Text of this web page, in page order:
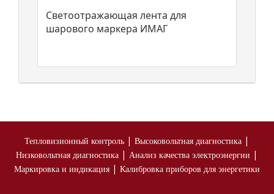
Светоотражающая лента для
шарового маркера ИМАГ
Тепловизионный контроль | Высоковольтная диагностика |
Низковольтная диагностика | Анализ качества электроэнергии |
Маркировка и индикация | Калибровка приборов для энергетики